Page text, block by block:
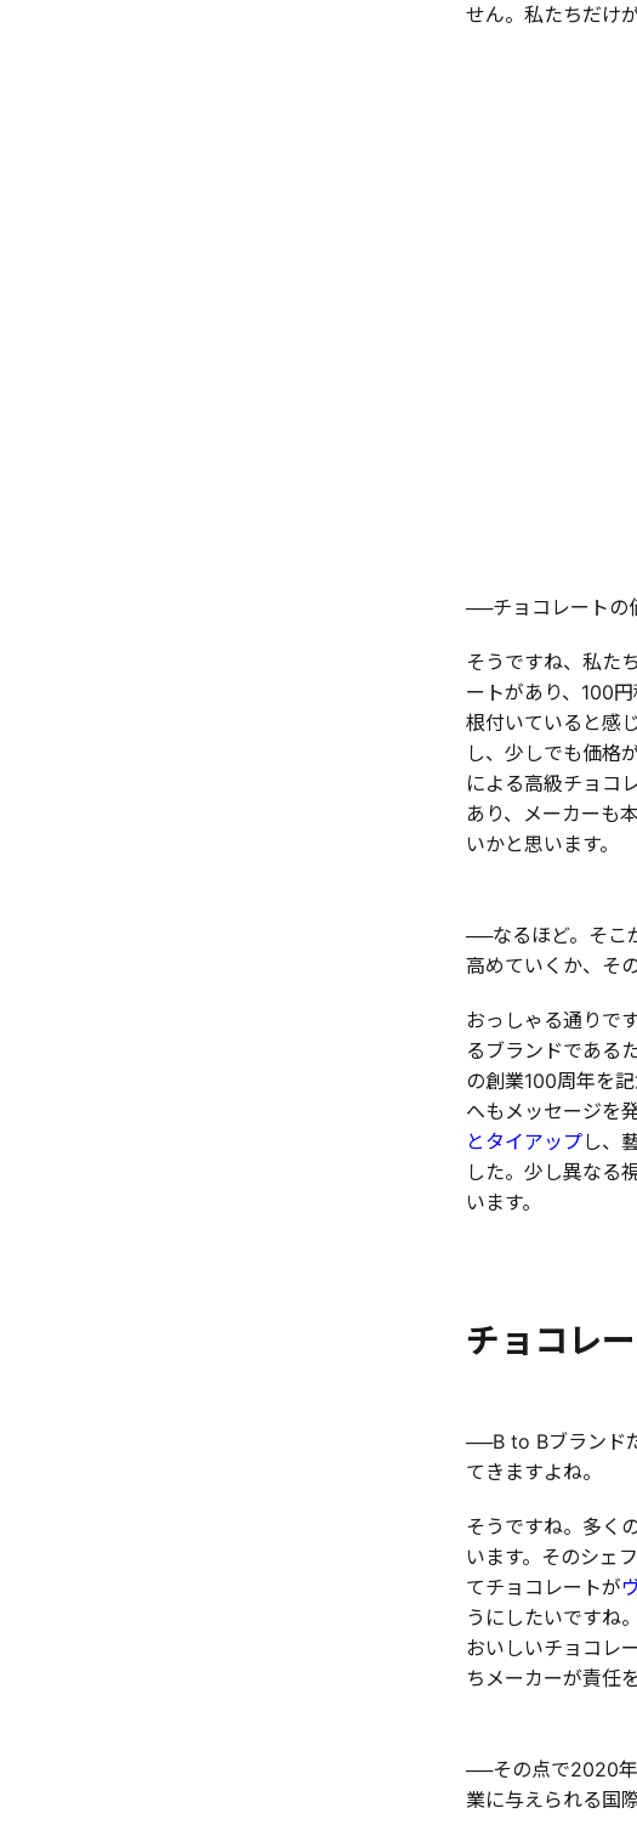
せん。私たちだけ
──チョコレートの
そうですね、私た
ートがあり、100
根付いていると感
し、少しでも価格
による高級チョコ
あり、メーカーも
いかと思います。
──なるほど。そこ
高めていくか、そ
おっしゃる通りで
るブランドである
の創業100周年を記
へもメッセージを
とタイアップし、
した。少し異なる
います。
チョコレ
──B to Bブランド
てきますよね。
そうですね。多く
います。そのシェ
てチョコレートが
うにしたいですね
おいしいチョコレ
ちメーカーが責任
──その点で2020
業に与えられる国